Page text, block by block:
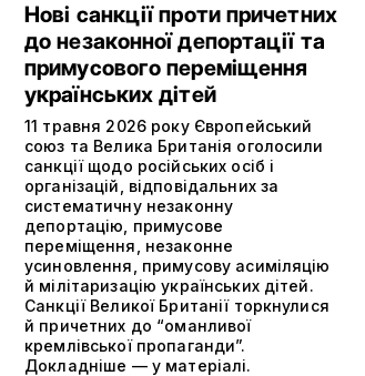
Нові санкції проти причетних
до незаконної депортації та
примусового переміщення
українських дітей
11 травня 2026 року Європейський
союз та Велика Британія оголосили
санкції щодо російських осіб і
організацій, відповідальних за
систематичну незаконну
депортацію, примусове
переміщення, незаконне
усиновлення, примусову асиміляцію
й мілітаризацію українських дітей.
Санкції Великої Британії торкнулися
й причетних до “оманливої
кремлівської пропаганди”.
Докладніше — у матеріалі.